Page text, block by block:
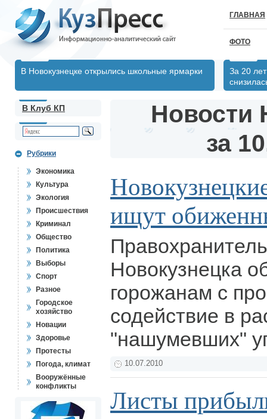
ГЛАВНАЯ
ФОТО
В Новокузнецке открылись школьные ярмарки
За 20
В Клуб КП
Рубрики
Экономика
Культура
Экология
Происшествия
Криминал
Общество
Политика
Выборы
Спорт
Разное
Городское
хозяйство
Новации
Здоровье
Протесты
Погода, климат
Вооружённые
конфликты
Новости
за
ищут
Новокузнецка
горожанам с
содействие в
"нашумевших"
10.07.2010
Листы